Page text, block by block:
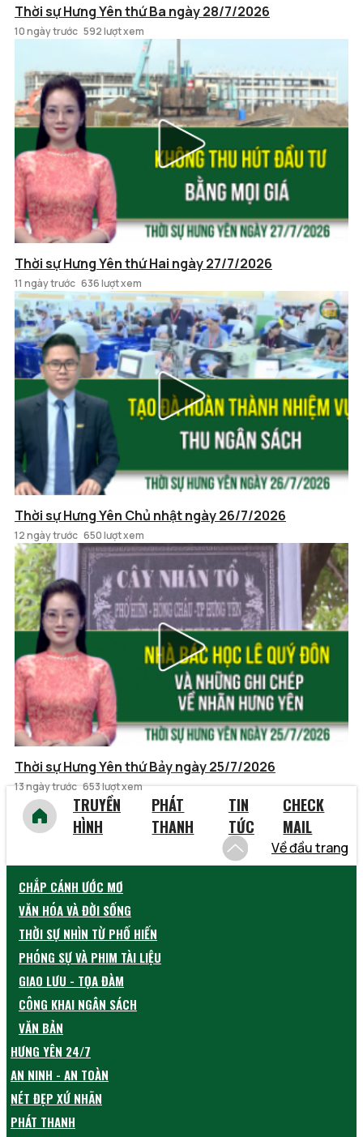
Thời sự Hưng Yên thứ Ba ngày 28/7/2026
10 ngày trước 592 lượt xem
Thời sự Hưng Yên thứ Hai ngày 27/7/2026
11 ngày trước 636 lượt xem
Thời sự Hưng Yên Chủ nhật ngày 26/7/2026
12 ngày trước 650 lượt xem
Thời sự Hưng Yên thứ Bảy ngày 25/7/2026
13 ngày trước 653 lượt xem
TRUYỀN
HÌNH
PHÁT
THANH
TIN
TỨC
CHECK
MAIL
Về đầu trang
CHẮP CÁNH ƯỚC MƠ
VĂN HÓA VÀ ĐỜI SỐNG
THỜI SỰ NHÌN TỪ PHỐ HIẾN
PHÓNG SỰ VÀ PHIM TÀI LIỆU
GIAO LƯU - TỌA ĐÀM
CÔNG KHAI NGÂN SÁCH
VĂN BẢN
HƯNG YÊN 24/7
AN NINH - AN TOÀN
NÉT ĐẸP XỨ NHÃN
PHÁT THANH